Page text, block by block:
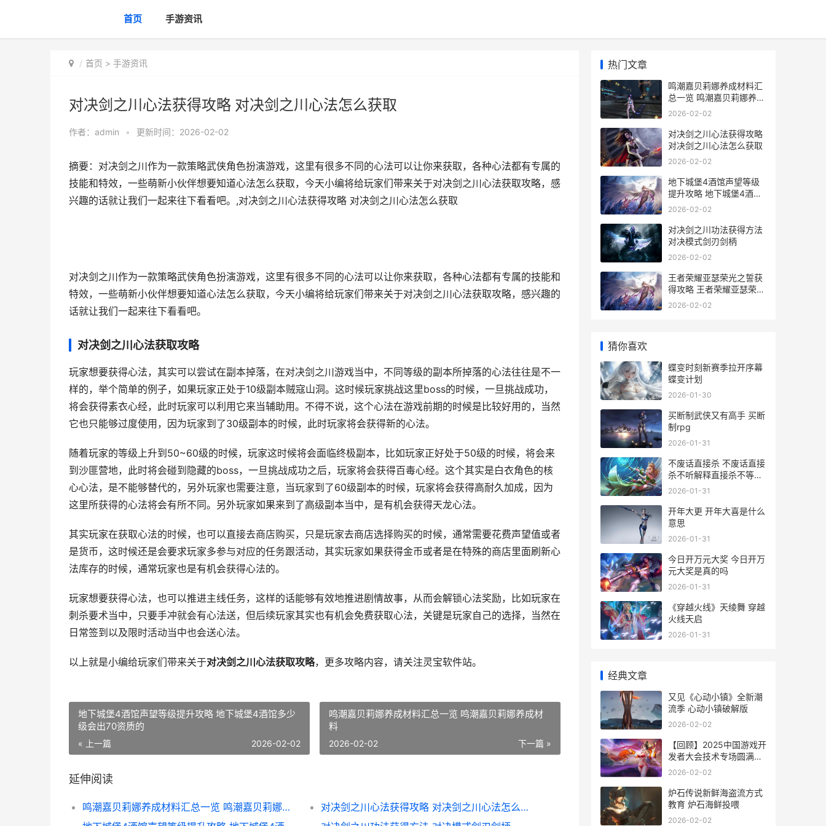
首页 手游资讯
首页 > 手游资讯
对决剑之川心法获得攻略 对决剑之川心法怎么获取
作者： admin • 更新时间：2026-02-02
摘要：对决剑之川作为一款策略武侠角色扮演游戏，这里有很多不同的心法可以让你来获取，各种心法都有专属的
技能和特效，一些萌新小伙伴想要知道心法怎么获取，今天小编将给玩家们带来关于对决剑之川心法获取攻略，感
兴趣的话就让我们一起来往下看看吧。,对决剑之川心法获得攻略 对决剑之川心法怎么获取
对决剑之川作为一款策略武侠角色扮演游戏，这里有很多不同的心法可以让你来获取，各种心法都有专属的技能和
特效，一些萌新小伙伴想要知道心法怎么获取，今天小编将给玩家们带来关于对决剑之川心法获取攻略，感兴趣的
话就让我们一起来往下看看吧。
对决剑之川心法获取攻略
玩家想要获得心法，其实可以尝试在副本掉落，在对决剑之川游戏当中，不同等级的副本所掉落的心法往往是不一
样的，举个简单的例子，如果玩家正处于10级副本贼寇山洞。这时候玩家挑战这里boss的时候，一旦挑战成功，
将会获得素衣心经，此时玩家可以利用它来当辅助用。不得不说，这个心法在游戏前期的时候是比较好用的，当然
它也只能够过度使用，因为玩家到了30级副本的时候，此时玩家将会获得新的心法。
随着玩家的等级上升到50~60级的时候，玩家这时候将会面临终极副本，比如玩家正好处于50级的时候，将会来
到沙匪营地，此时将会碰到隐藏的boss，一旦挑战成功之后，玩家将会获得百毒心经。这个其实是白衣角色的核
心心法，是不能够替代的，另外玩家也需要注意，当玩家到了60级副本的时候，玩家将会获得高耐久加成，因为
这里所获得的心法将会有所不同。另外玩家如果来到了高级副本当中，是有机会获得天龙心法。
其实玩家在获取心法的时候，也可以直接去商店购买，只是玩家去商店选择购买的时候，通常需要花费声望值或者
是货币，这时候还是会要求玩家多参与对应的任务跟活动，其实玩家如果获得金币或者是在特殊的商店里面刷新心
法库存的时候，通常玩家也是有机会获得心法的。
玩家想要获得心法，也可以推进主线任务，这样的话能够有效地推进剧情故事，从而会解锁心法奖励，比如玩家在
刺杀要术当中，只要手冲就会有心法送，但后续玩家其实也有机会免费获取心法，关键是玩家自己的选择，当然在
日常签到以及限时活动当中也会送心法。
以上就是小编给玩家们带来关于对决剑之川心法获取攻略，更多攻略内容，请关注灵宝软件站。
地下城堡4酒馆声望等级提升攻略 地下城堡4酒馆多少
级会出70资质的
« 上一篇 2026-02-02
鸣潮嘉贝莉娜养成材料汇总一览 鸣潮嘉贝莉娜养成材
料
下一篇 »
2026-02-02
延伸阅读
鸣潮嘉贝莉娜养成材料汇总一览 鸣潮嘉贝莉娜养成材料
对决剑之川心法获得攻略 对决剑之川心法怎么获取
热门文章
鸣潮嘉贝莉娜养成材料汇
总一览 鸣潮嘉贝莉娜养成
材料
2026-02-02
对决剑之川心法获得攻略
对决剑之川心法怎么获取
2026-02-02
地下城堡4酒馆声望等级
提升攻略 地下城堡4酒馆
多少级会出70资质的
2026-02-02
对决剑之川功法获得方法
对决模式剑刃剑柄
2026-02-02
王者荣耀亚瑟荣光之誓获
得攻略 王者荣耀亚瑟荣光
之誓怎么获得
2026-02-02
猜你喜欢
蝶变时刻新赛季拉开序幕
蝶变计划
2026-01-30
买断制武侠又有高手 买断
制rpg
2026-01-31
不废话直接杀 不废话直接
杀不听解释直接杀不等说
话直接杀
2026-01-31
开年大更 开年大喜是什么
意思
2026-01-31
今日开万元大奖 今日开万
元大奖是真的吗
2026-01-31
《穿越火线》天绫舞 穿越
火线天启
2026-01-31
经典文章
又见《心动小镇》全新潮
流季 心动小镇破解版
2026-02-02
【回顾】2025中国游戏开
发者大会技术专场圆满落
幕 china 2025
2026-02-02
炉石传说新鲜海盗流方式
教育 炉石海鲜投喂
2026-02-02